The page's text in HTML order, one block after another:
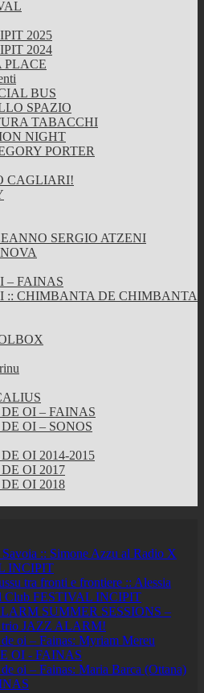
2025
2024
PLACE
BUS
SPAZIO
TABACCHI
NIGHT
PORTER
CAGLIARI!
SERGIO ATZENI
– FAINAS
:: CHIMBANTA DE CHIMBANTA
OI – FAINAS
OI – SONOS
OI 2014-2015
OI 2017
OI 2018
:: Simone Azzu al Radio X
INCIPIT
tra fronti e frontiere :: Alessia
Club FESTIVAL INCIPIT
SUMMER SESSIONS –
JAZZ ALARM!
oi – Fainas: Myriam Mereu
OI - FAINAS
oi – Fainas: Maria Barca (Ottana)